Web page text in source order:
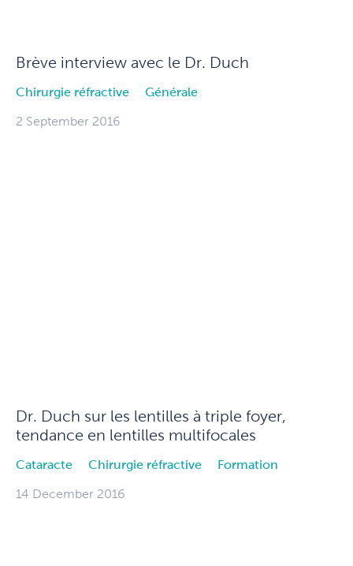
Brève interview avec le Dr. Duch
Chirurgie réfractive Générale
2 September 2016
Dr. Duch sur les lentilles à triple foyer,
tendance en lentilles multifocales
Cataracte Chirurgie réfractive Formation
14 December 2016